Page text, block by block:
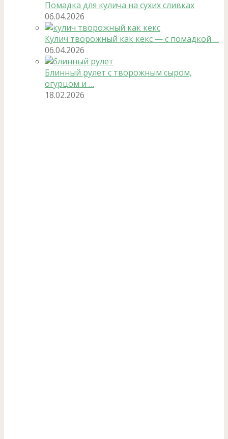
Помадка для кулича на сухих сливках
06.04.2026
Кулич творожный как кекс — с помадкой …
06.04.2026
Блинный рулет с творожным сыром,
огурцом и …
18.02.2026